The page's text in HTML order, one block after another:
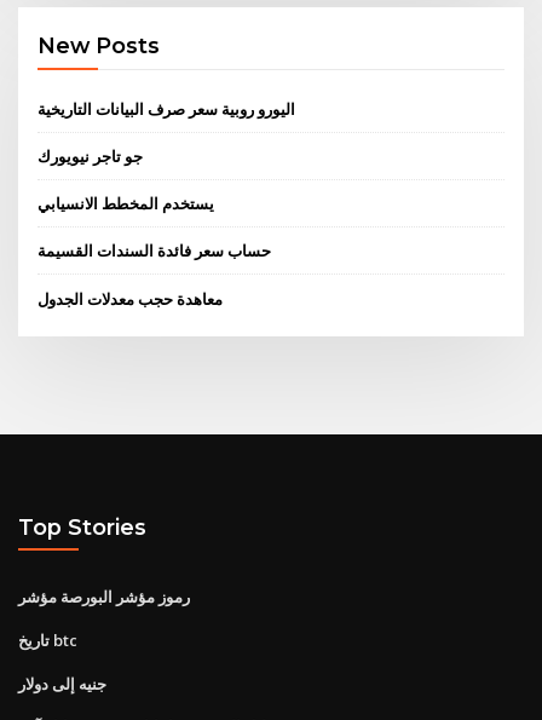
New Posts
اليورو روبية سعر صرف البيانات التاريخية
جو تاجر نيويورك
يستخدم المخطط الانسيابي
حساب سعر فائدة السندات القسيمة
معاهدة حجب معدلات الجدول
Top Stories
رموز مؤشر البورصة مؤشر
تاريخ btc
جنيه إلى دولار